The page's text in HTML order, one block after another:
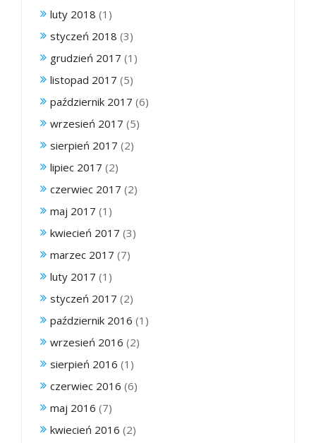
luty 2018 (1)
styczeń 2018 (3)
grudzień 2017 (1)
listopad 2017 (5)
październik 2017 (6)
wrzesień 2017 (5)
sierpień 2017 (2)
lipiec 2017 (2)
czerwiec 2017 (2)
maj 2017 (1)
kwiecień 2017 (3)
marzec 2017 (7)
luty 2017 (1)
styczeń 2017 (2)
październik 2016 (1)
wrzesień 2016 (2)
sierpień 2016 (1)
czerwiec 2016 (6)
maj 2016 (7)
kwiecień 2016 (2)